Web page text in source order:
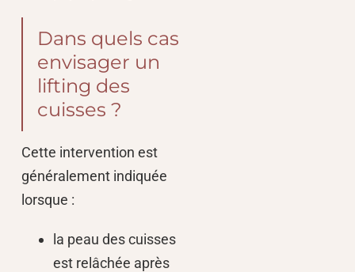
Dans quels cas
envisager un
lifting des
cuisses ?
Cette intervention est
généralement indiquée
lorsque :
la peau des cuisses
est relâchée après